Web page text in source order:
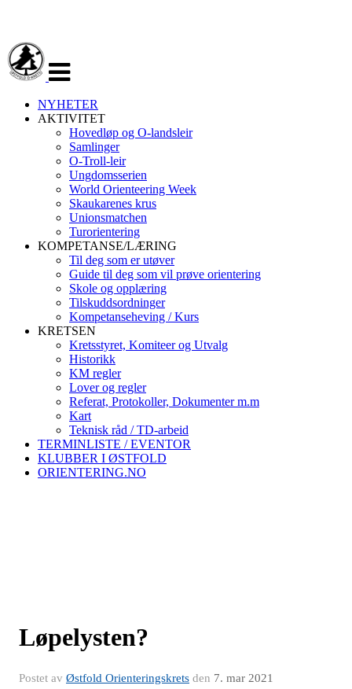
navigasjon
NYHETER
AKTIVITET
Hovedløp og O-landsleir
Samlinger
O-Troll-leir
Ungdomsserien
World Orienteering Week
Skaukarenes krus
Unionsmatchen
Turorientering
KOMPETANSE/LÆRING
Til deg som er utøver
Guide til deg som vil prøve orientering
Skole og opplæring
Tilskuddsordninger
Kompetanseheving / Kurs
KRETSEN
Kretsstyret, Komiteer og Utvalg
Historikk
KM regler
Lover og regler
Referat, Protokoller, Dokumenter m.m
Kart
Teknisk råd / TD-arbeid
TERMINLISTE / EVENTOR
KLUBBER I ØSTFOLD
ORIENTERING.NO
Løpelysten?
Postet av Østfold Orienteringskrets den 7. mar 2021